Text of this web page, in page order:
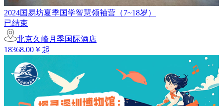
2024国易坊夏季国学智慧领袖营（7~18岁）
已结束
北京久峰月季国际酒店
18368.00￥起